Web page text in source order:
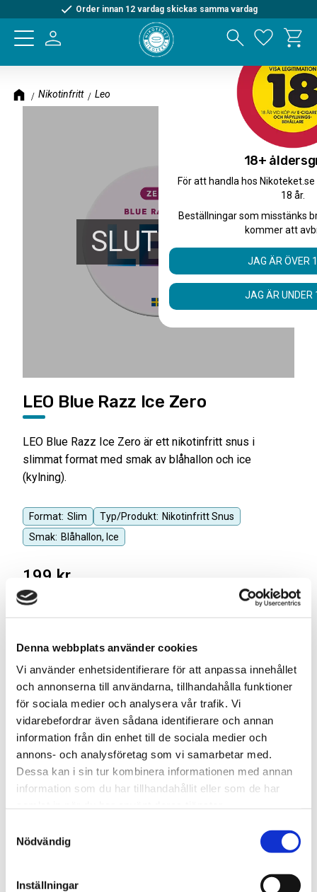
Denna webbplats använder cookies
Vi använder enhetsidentifierare för att anpassa innehållet
och annonserna till användarna, tillhandahålla funktioner
för sociala medier och analysera vår trafik. Vi
vidarebefordrar även sådana identifierare och annan
information från din enhet till de sociala medier och
annons- och analysföretag som vi samarbetar med.
Dessa kan i sin tur kombinera informationen med annan
information som du har tillhandahållit eller som de har
Nödvändig
Inställningar
Meny
Order innan 12 vardag skickas samma vardag
Nikotinfritt Leo
SLUTSÅLD
Format: Slim Typ/Produkt: Nikotinfritt Snus
Smak: Blåhallon, Ice
LEO Blue Razz Ice Zero
LEO Blue Razz Ice Zero är ett nikotinfritt snus i
slimmat format med smak av blåhallon och ice
(kylning).
199 kr
10-PACK
5-PACK
1-PACK
Beställningar innan 12.00 skickas samma dag
18+
För att handla hos
18 år.
Beställningar som misstänks
kommer att
JAG ÄR ÖVER
JAG ÄR UNDER